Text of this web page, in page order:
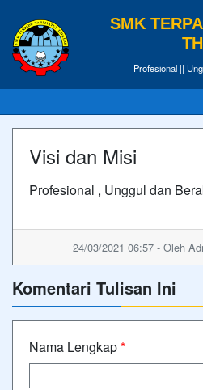
SMK
Profesional ||
Visi dan Misi
Profesional , Unggul dan
24/03/2021 06:57 - Oleh
Komentari Tulisan Ini
Nama Lengkap*